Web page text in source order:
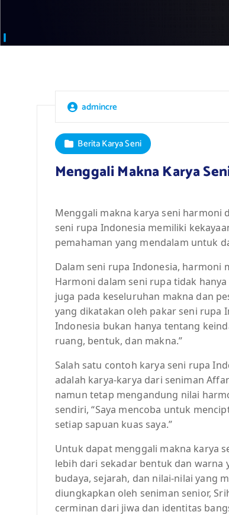
admincre
Berita Karya Seni
Menggali Makna Karya
Menggali makna karya seni harmoni
seni rupa Indonesia memiliki
pemahaman yang mendalam untuk
Dalam seni rupa Indonesia, harmoni
Harmoni dalam seni rupa tidak
juga pada keseluruhan makna dan
yang dikatakan oleh pakar seni rupa
Indonesia bukan hanya tentang
ruang, bentuk, dan makna.”
Salah satu contoh karya seni rupa
adalah karya-karya dari seniman
namun tetap mengandung nilai
sendiri, “Saya mencoba untuk
setiap sapuan kuas saya.”
Untuk dapat menggali makna karya
lebih dari sekadar bentuk dan
budaya, sejarah, dan nilai-nilai yang
diungkapkan oleh seniman senior,
cerminan dari jiwa dan identitas